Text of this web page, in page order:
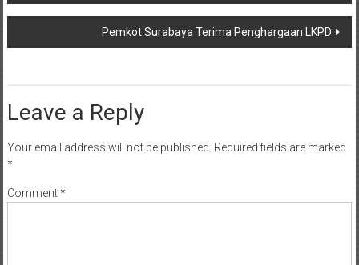
navigation
Pemkot Surabaya Terima Penghargaan LKPD
Leave a Reply
Your email address will not be published. Required fields are marked
*
Comment*